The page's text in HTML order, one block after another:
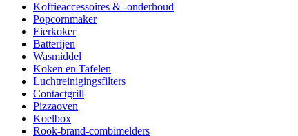
Koffieaccessoires & -onderhoud
Popcornmaker
Eierkoker
Batterijen
Wasmiddel
Koken en Tafelen
Luchtreinigingsfilters
Contactgrill
Pizzaoven
Koelbox
Rook-brand-combimelders